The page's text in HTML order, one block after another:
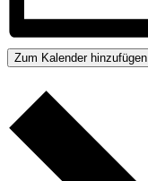
Zum Kalender hinzufügen